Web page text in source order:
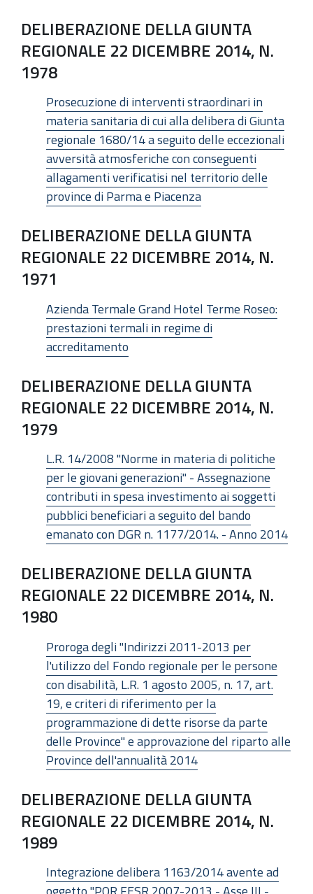
DELIBERAZIONE DELLA GIUNTA
REGIONALE 22 DICEMBRE 2014, N.
1978
Prosecuzione di interventi straordinari in
materia sanitaria di cui alla delibera di Giunta
regionale 1680/14 a seguito delle eccezionali
avversità atmosferiche con conseguenti
allagamenti verificatisi nel territorio delle
province di Parma e Piacenza
DELIBERAZIONE DELLA GIUNTA
REGIONALE 22 DICEMBRE 2014, N.
1971
Azienda Termale Grand Hotel Terme Roseo:
prestazioni termali in regime di
accreditamento
DELIBERAZIONE DELLA GIUNTA
REGIONALE 22 DICEMBRE 2014, N.
1979
L.R. 14/2008 "Norme in materia di politiche
per le giovani generazioni" - Assegnazione
contributi in spesa investimento ai soggetti
pubblici beneficiari a seguito del bando
emanato con DGR n. 1177/2014. - Anno 2014
DELIBERAZIONE DELLA GIUNTA
REGIONALE 22 DICEMBRE 2014, N.
1980
Proroga degli "Indirizzi 2011-2013 per
l'utilizzo del Fondo regionale per le persone
con disabilità, L.R. 1 agosto 2005, n. 17, art.
19, e criteri di riferimento per la
programmazione di dette risorse da parte
delle Province" e approvazione del riparto alle
Province dell'annualità 2014
DELIBERAZIONE DELLA GIUNTA
REGIONALE 22 DICEMBRE 2014, N.
1989
Integrazione delibera 1163/2014 avente ad